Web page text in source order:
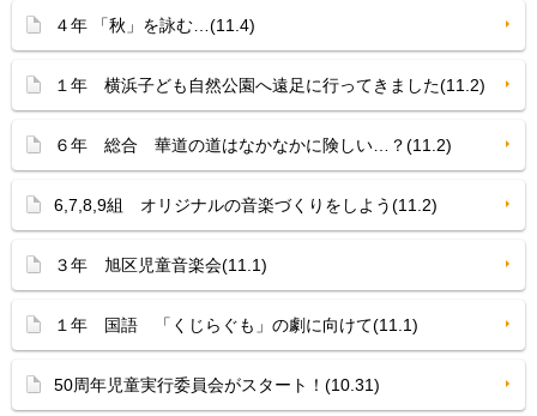
４年 「秋」を詠む…(11.4)
１年 横浜子ども自然公園へ遠足に行ってきました(11.2)
６年 総合 華道の道はなかなかに険しい…？(11.2)
6,7,8,9組 オリジナルの音楽づくりをしよう(11.2)
３年 旭区児童音楽会(11.1)
１年 国語 「くじらぐも」の劇に向けて(11.1)
50周年児童実行委員会がスタート！(10.31)